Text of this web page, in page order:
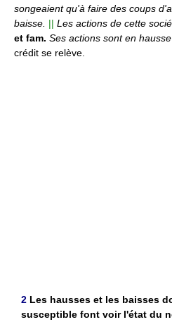
songeaient qu'à faire des coups
baisse. || Les actions de cette
et fam. Ses actions sont en
crédit se relève.
2 Les hausses et les baisses
susceptible font voir l'état du